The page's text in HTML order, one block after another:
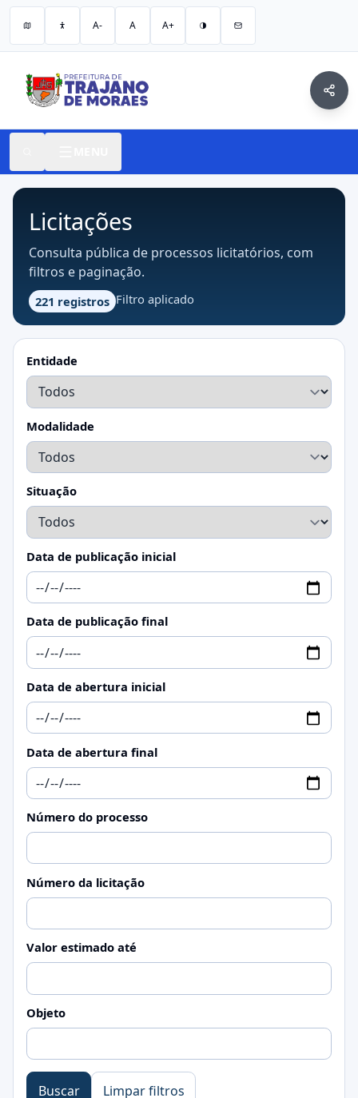
A- A A+
Licitações
Consulta pública de processos licitatórios, com
filtros e paginação.
221 registros Filtro aplicado
Entidade
Modalidade
Situação
Data de publicação inicial
Data de publicação final
Data de abertura inicial
Data de abertura final
Número do processo
Número da licitação
Valor estimado até
Objeto
Buscar Limpar filtros